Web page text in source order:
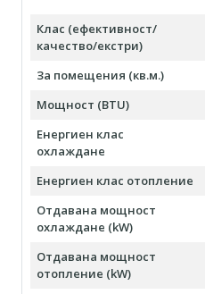
Клас (ефективност/
качество/екстри)
За помещения (кв.м.)
Мощност (BTU)
Енергиен клас
охлаждане
Енергиен клас отопление
Отдавана мощност
охлаждане (kW)
Отдавана мощност
отопление (kW)